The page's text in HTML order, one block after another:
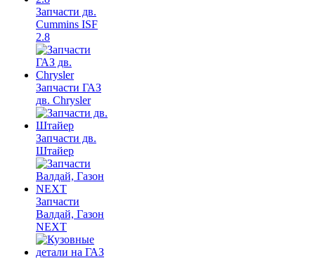
Запчасти дв.
Cummins ISF
2.8
Запчасти ГАЗ
дв. Chrysler
Запчасти дв.
Штайер
Запчасти
Валдай, Газон
NEXT